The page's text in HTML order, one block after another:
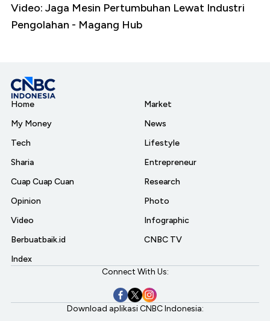
Video: Jaga Mesin Pertumbuhan Lewat Industri
Pengolahan - Magang Hub
Home
My Money
Tech
Sharia
Cuap Cuap Cuan
Opinion
Video
Berbuatbaik.id
Index
Market
News
Lifestyle
Entrepreneur
Research
Photo
Infographic
CNBC TV
Connect With Us:
Download aplikasi CNBC Indonesia: